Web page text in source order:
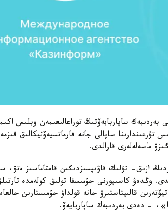
بەردىبەك ساپاربايەۆتىڭ توراعالىعىمەن وبلىس
تۇرعىندارىنا ساپالى جانە فارماتسيەۆتيكالىق
ماسەلەلەرى قارالدى.
ازىق- تۇلىك قاۋىپسىزدىگىن قامتاماسىز ەتۋ،
وڭدەۋ كاسىپورنى جۇمىسقا تولىق كولەمدە
قالىپتاستىرۋ جانە قولداۋ جۇمىستارىن
- دەدى بەردىبەك ساپاربايەۆ.